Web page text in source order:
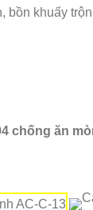
bồn khuấy
chống ăn